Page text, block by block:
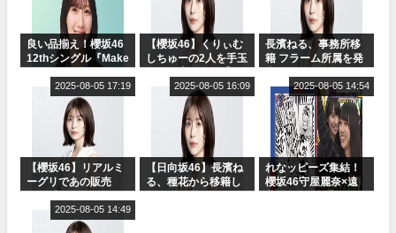
良い品揃え！櫻坂46
12thシングル『Make
ャルグッズ絶賛販売
【櫻坂46】くりぃむ
しちゅーの2人を手玉
りぃむナンタラ】
長濱ねる、事務所移
籍 フラーム所属を発
【櫻坂46】リアルミ
ーグリであの販売
Break』オフィシャ
ルグッズ解禁
2025-08-05 17:19
【日向坂46】長濱ね
る、種花から移籍し
2025-08-05 16:09
れなッピーズ集結！
櫻坂46守屋麗奈×遠
2025-08-05 14:54
2025-08-05 14:49